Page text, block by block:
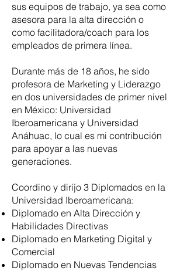
sus equipos de trabajo, ya sea como
asesora para la alta dirección o
como facilitadora/coach para los
empleados de primera línea.
Durante más de 18 años, he sido
profesora de Marketing y Liderazgo
en dos universidades de primer nivel
en México: Universidad
Iberoamericana y Universidad
Anáhuac, lo cual es mi contribución
para apoyar a las nuevas
generaciones.
Coordino y dirijo 3 Diplomados en la
Universidad Iberoamericana:
Diplomado en Alta Dirección y
Habilidades Directivas
Diplomado en Marketing Digital y
Comercial
Diplomado en Nuevas Tendencias